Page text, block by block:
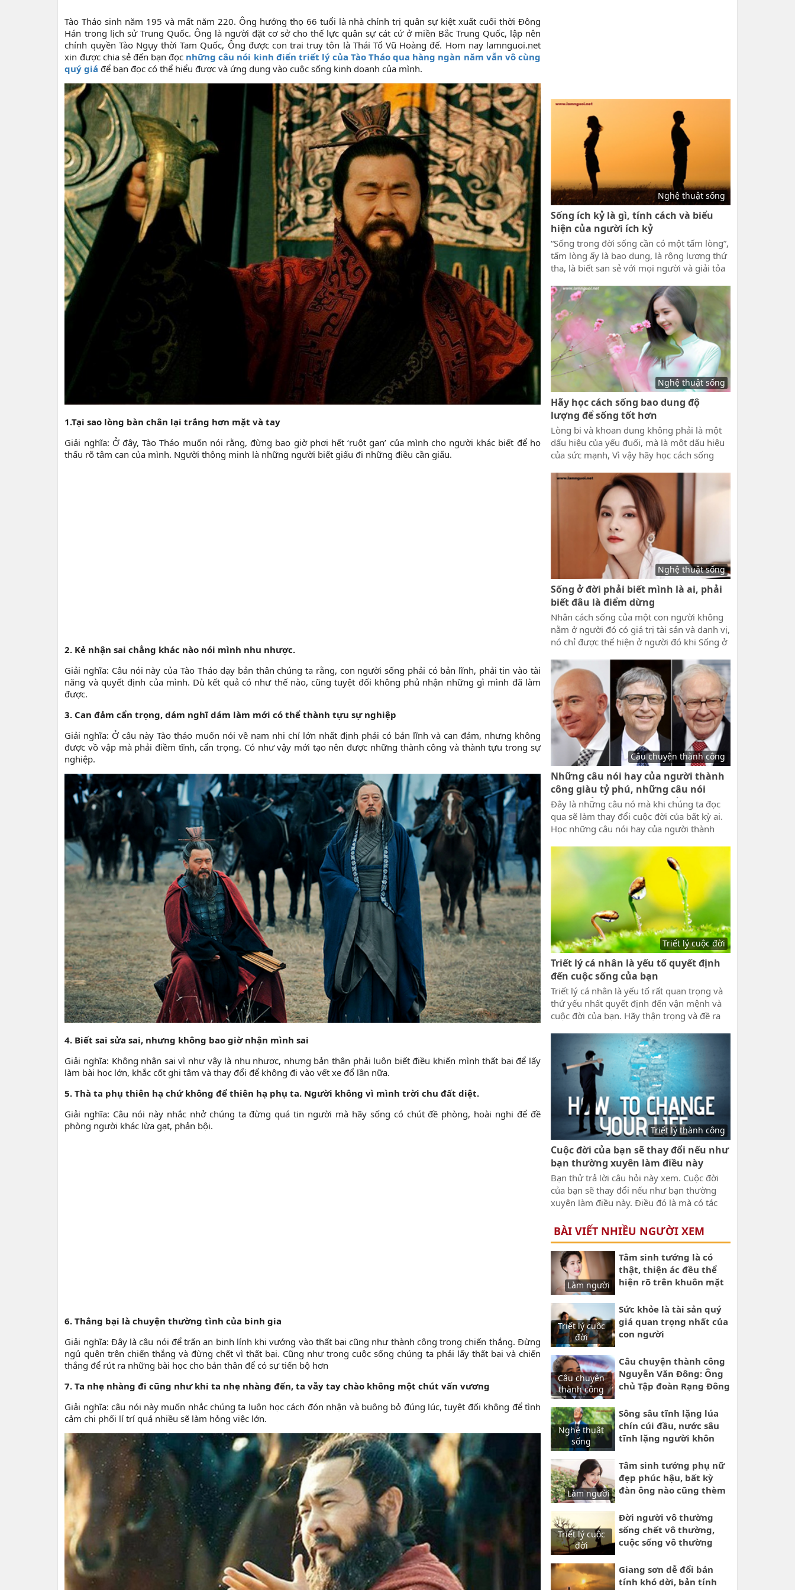
Tào Tháo sinh năm 195 và mất năm 220. Ông hưởng thọ 66 tuổi là nhà chính trị quân sự kiệt xuất cuối thời Đông
Hán trong lịch sử Trung Quốc. Ông là người đặt cơ sở cho thế lực quân sự cát cứ ở miền Bắc Trung Quốc, lập nên
chính quyền Tào Ngụy thời Tam Quốc, Ông được con trai truy tôn là Thái Tổ Vũ Hoàng đế. Hom nay lamnguoi.net
xin được chia sẻ đến bạn đọc những câu nói kinh điển triết lý của Tào Tháo qua hàng ngàn năm vẫn vô cùng
quý giá để bạn đọc có thể hiểu được và ứng dụng vào cuộc sống kinh doanh của mình.
1.Tại sao lòng bàn chân lại trắng hơn mặt và tay
Giải nghĩa: Ở đây, Tào Tháo muốn nói rằng, đừng bao giờ phơi hết ‘ruột gan’ của mình cho người khác biết để họ
thấu rõ tâm can của mình. Người thông minh là những người biết giấu đi những điều cần giấu.
2. Kẻ nhận sai chẳng khác nào nói mình nhu nhược.
Giải nghĩa: Câu nói này của Tào Tháo dạy bản thân chúng ta rằng, con người sống phải có bản lĩnh, phải tin vào tài
năng và quyết định của mình. Dù kết quả có như thế nào, cũng tuyệt đối không phủ nhận những gì mình đã làm
được.
3. Can đảm cẩn trọng, dám nghĩ dám làm mới có thể thành tựu sự nghiệp
Giải nghĩa: Ở câu này Tào tháo muốn nói về nam nhi chí lớn nhất định phải có bản lĩnh và can đảm, nhưng không
được vồ vập mà phải điềm tĩnh, cẩn trọng. Có như vậy mới tạo nên được những thành công và thành tựu trong sự
nghiệp.
4. Biết sai sửa sai, nhưng không bao giờ nhận mình sai
Giải nghĩa: Không nhận sai vì như vậy là nhu nhược, nhưng bản thân phải luôn biết điều khiến mình thất bại để lấy
làm bài học lớn, khắc cốt ghi tâm và thay đổi để không đi vào vết xe đổ lần nữa.
5. Thà ta phụ thiên hạ chứ không để thiên hạ phụ ta. Người không vì mình trời chu đất diệt.
Giải nghĩa: Câu nói này nhắc nhở chúng ta đừng quá tin người mà hãy sống có chút đề phòng, hoài nghi để đề
phòng người khác lừa gạt, phản bội.
6. Thắng bại là chuyện thường tình của binh gia
Giải nghĩa: Đây là câu nói để trấn an binh lính khi vướng vào thất bại cũng như thành công trong chiến thắng. Đừng
ngủ quên trên chiến thắng và đừng chết vì thất bại. Cũng như trong cuộc sống chúng ta phải lấy thất bại và chiến
thắng để rút ra những bài học cho bản thân để có sự tiến bộ hơn
7. Ta nhẹ nhàng đi cũng như khi ta nhẹ nhàng đến, ta vẫy tay chào không một chút vấn vương
Giải nghĩa: câu nói này muốn nhắc chúng ta luôn học cách đón nhận và buông bỏ đúng lúc, tuyệt đối không để tình
cảm chi phối lí trí quá nhiều sẽ làm hỏng việc lớn.
Nghệ thuật sống
Sống ích kỷ là gì, tính cách và biểu
hiện của người ích kỷ
“Sống trong đời sống cần có một tấm lòng”,
tấm lòng ấy là bao dung, là rộng lượng thứ
tha, là biết san sẻ với mọi người và giải tỏa
Trái ngược với điều này, đó là những con
người có lối sống tính cách ích kỷ, đố kị và
ganh ghét. Vậy Sống ích kỷ là gì, tính cách
và biểu hiện của người ích kỷ như thế nào.
Nghệ thuật sống
Hãy học cách sống bao dung độ
lượng để sống tốt hơn
Lòng bi và khoan dung không phải là một
dấu hiệu của yếu đuối, mà là một dấu hiệu
của sức mạnh, Vì vậy hãy học cách sống
đức tính tốt đáng có của mỗi người là sự
khoan dung, độ lượng giàu lòng nhân ái
của con người.
Nghệ thuật sống
Sống ở đời phải biết mình là ai, phải
biết đâu là điểm dừng
Nhân cách sống của một con người không
nằm ở người đó có giá trị tài sản và danh vị,
nó chỉ được thể hiện ở người đó khi Sống ở
điểm dừng. Phải biết mình ở mức độ nào
của xã hội và thành tích mình đạt được,
mục tiêu đạt được để biết dừng lại đúng
lúc.
Câu chuyện thành công
Những câu nói hay của người thành
công giàu tỷ phú, những câu nói
truyền cảm hướng thay đổi cuộc đời
Đây là những câu nó mà khi chúng ta đọc
qua sẽ làm thay đổi cuộc đời của bất kỳ ai.
Học những câu nói hay của người thành
cảm hướng thay đổi cuộc đời, giúp ta tỉnh
ngộ và bừng sáng niềm tin hy vọng với
tương lai sáng ngời. Bạn sẽ thấy được sự
khác biệt của người giàu và người nghèo
qua từng câu nói.
Triết lý cuộc đời
Triết lý cá nhân là yếu tố quyết định
đến cuộc sống của bạn
Triết lý cá nhân là yếu tố rất quan trọng và
thứ yếu nhất quyết định đến vận mệnh và
cuộc đời của bạn. Hãy thận trọng và đề ra
và phù hợp nhất với chính con người của
mình. Hãy cùng lamnguoi.net tìm hiểu triết
lý này.
Triết lý thành công
Cuộc đời của bạn sẽ thay đổi nếu như
bạn thường xuyên làm điều này
Bạn thử trả lời câu hỏi này xem. Cuộc đời
của bạn sẽ thay đổi nếu như bạn thường
xuyên làm điều này. Điều đó là mà có tác
qua khó khăn ? Điều gì giúp bạn mạnh mẽ
đứng lên sau khi gặp thất bại ? Điều gì giúp
bạn mau tiến đến thành công ? Điều gì vậy
BÀI VIẾT NHIỀU NGƯỜI XEM
Làm người
Tâm sinh tướng là có
thật, thiện ác đều thể
hiện rõ trên khuôn mặt
Triết lý cuộc
đời
Sức khỏe là tài sản quý
giá quan trọng nhất của
con người
Câu chuyện
thành công
Câu chuyện thành công
Nguyễn Văn Đông: Ông
chủ Tập đoàn Rạng Đông
nhiều nơi để lập nghiệp
lớn
Nghệ thuật
sống
Sông sâu tĩnh lặng lúa
chín cúi đầu, nước sâu
tĩnh lặng người khôn
Làm người
Tâm sinh tướng phụ nữ
đẹp phúc hậu, bất kỳ
đàn ông nào cũng thèm
Triết lý cuộc
đời
Đời người vô thường
sống chết vô thường,
cuộc sống vô thường
mai
Giang sơn dễ đổi bản
tính khó dời, bản tính